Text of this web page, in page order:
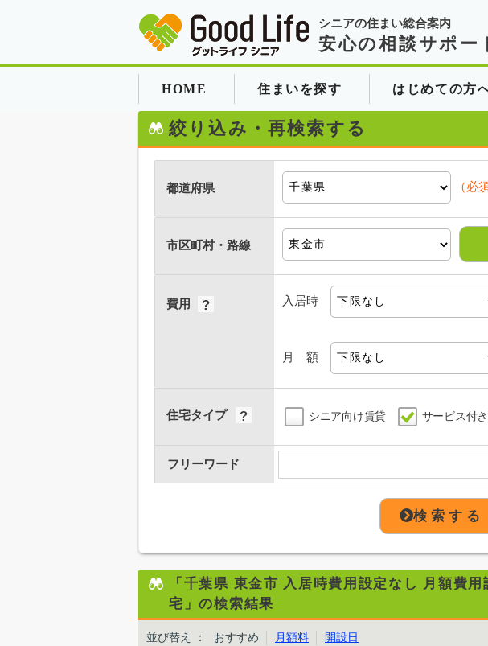
シニアの住まい総合案内
安心の相談サポー
HOME 住まいを探す はじめての方
絞り込み・再検索する
都道府県 （必
市区町村・路線
費用 入居時
月 額
住宅タイプ シニア向け賃貸 サービス付
フリーワード
検 索 す る
「千葉県 東金市 入居時費用設定なし 月額費
宅」の検索結果
並び替え ： おすすめ 月額料 開設日